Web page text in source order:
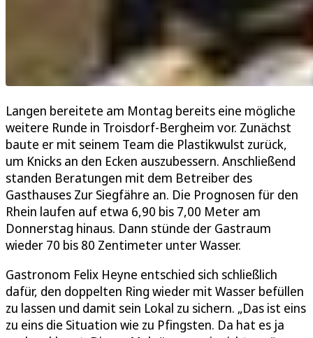
Langen bereitete am Montag bereits eine mögliche
weitere Runde in Troisdorf-Bergheim vor. Zunächst
baute er mit seinem Team die Plastikwulst zurück,
um Knicks an den Ecken auszubessern. Anschließend
standen Beratungen mit dem Betreiber des
Gasthauses Zur Siegfähre an. Die Prognosen für den
Rhein laufen auf etwa 6,90 bis 7,00 Meter am
Donnerstag hinaus. Dann stünde der Gastraum
wieder 70 bis 80 Zentimeter unter Wasser.
Gastronom Felix Heyne entschied sich schließlich
dafür, den doppelten Ring wieder mit Wasser befüllen
zu lassen und damit sein Lokal zu sichern. „Das ist eins
zu eins die Situation wie zu Pfingsten. Da hat es ja